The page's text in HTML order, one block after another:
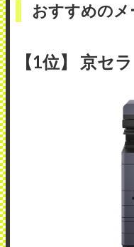
おすすめのメ
【1位】 京セ